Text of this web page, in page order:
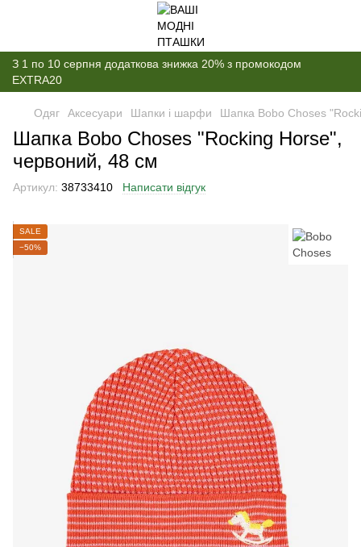
З 1 по 10 серпня додаткова знижка 20% з промокодом
EXTRA20
Одяг Аксесуари Шапки і шарфи Шапка Bobo Choses
Шапка Bobo Choses "Rocking Horse",
червоний, 48 см
Артикул: 38733410 Написати відгук
SALE
−50%